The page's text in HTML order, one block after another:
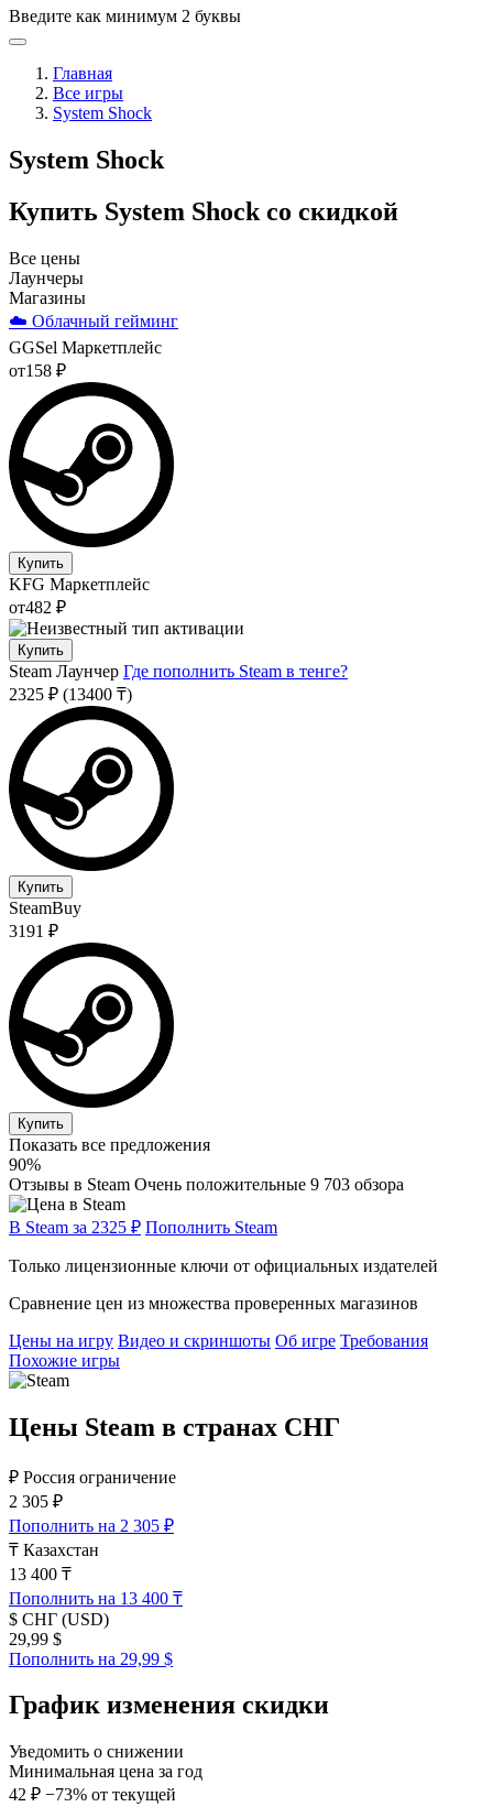
Введите как минимум 2 буквы
Главная
Все игры
System Shock
System Shock
Купить System Shock со скидкой
Все цены
Лаунчеры
Магазины
☁️ Облачный гейминг
GGSel Маркетплейс
от158 ₽
Купить
KFG Маркетплейс
от482 ₽
Купить
Steam Лаунчер Где пополнить Steam в тенге?
2325 ₽ (13400 ₸)
Купить
SteamBuy
3191 ₽
Купить
Показать все предложения
90%
Отзывы в Steam Очень положительные 9 703 обзора
В Steam за 2325 ₽ Пополнить Steam
Только лицензионные ключи от официальных издателей
Сравнение цен из множества проверенных магазинов
Цены на игру Видео и скриншоты Об игре Требования
Похожие игры
Цены Steam в странах СНГ
₽ Россия ограничение
2 305 ₽
Пополнить на 2 305 ₽
₸ Казахстан
13 400 ₸
Пополнить на 13 400 ₸
$ СНГ (USD)
29,99 $
Пополнить на 29,99 $
График изменения скидки
Уведомить о снижении
Минимальная цена за год
42 ₽ −73% от текущей